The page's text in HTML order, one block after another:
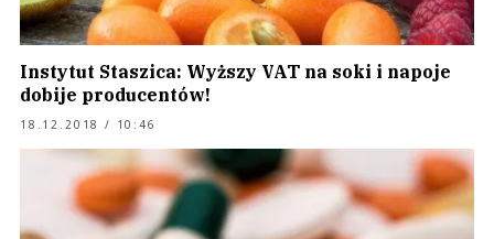
Instytut Staszica: Wyższy VAT na soki i napoje
dobije producentów!
18.12.2018 / 10:46